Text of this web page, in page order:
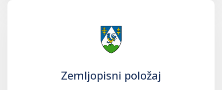
Zemljopisni položaj